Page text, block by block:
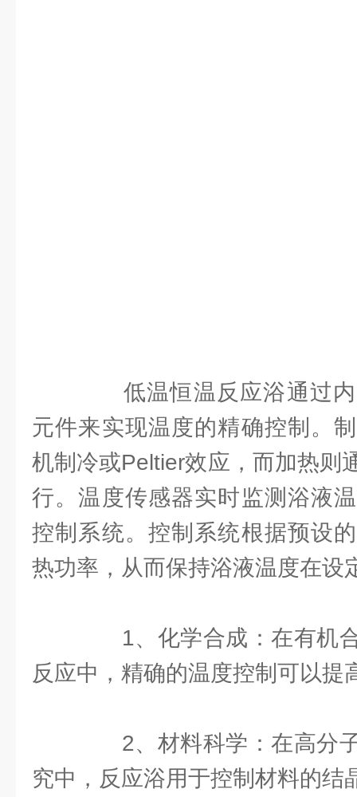
低温恒温反应浴通过内
元件来实现温度的精确控制。
机制冷或Peltier效应，而加热则
行。温度传感器实时监测浴液
控制系统。控制系统根据预设
热功率，从而保持浴液温度在设
1、化学合成：在有机合
反应中，精确的温度控制可以提
2、材料科学：在高分子
究中，反应浴用于控制材料的结